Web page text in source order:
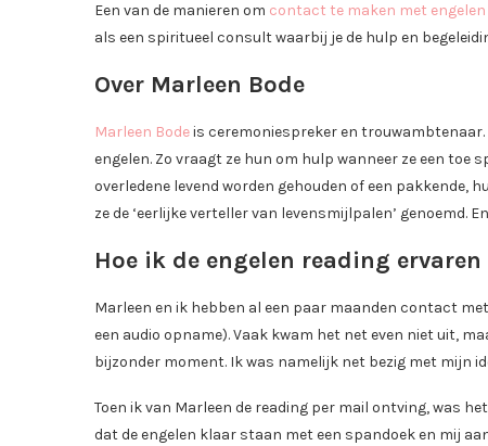
Een van de manieren om contact te maken met engelen
als een spiritueel consult waarbij je de hulp en
Over Marleen Bode
Marleen Bodeis ceremoniespreker en
engelen. Zo vraagt ze hun om hulp wanneer ze een
overledene levend worden gehouden of een
ze de ‘eerlijke verteller van levensmijlpalen’ genoemd.
Hoe ik de engelen reading ervaren
Marleen en ik hebben al een paar maanden contact
een audio opname). Vaak kwam het net even niet uit,
bijzonder moment. Ik was namelijk net bezig met mijn
Toen ik van Marleen de reading per mail ontving, was
dat de engelen klaar staan met een spandoek en mij